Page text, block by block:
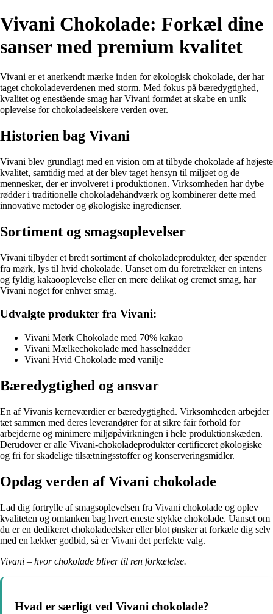
Vivani Chokolade: Forkæl dine
sanser med premium kvalitet
Vivani er et anerkendt mærke inden for økologisk chokolade, der har
taget chokoladeverdenen med storm. Med fokus på bæredygtighed,
kvalitet og enestående smag har Vivani formået at skabe en unik
oplevelse for chokoladeelskere verden over.
Historien bag Vivani
Vivani blev grundlagt med en vision om at tilbyde chokolade af højeste
kvalitet, samtidig med at der blev taget hensyn til miljøet og de
mennesker, der er involveret i produktionen. Virksomheden har dybe
rødder i traditionelle chokoladehåndværk og kombinerer dette med
innovative metoder og økologiske ingredienser.
Sortiment og smagsoplevelser
Vivani tilbyder et bredt sortiment af chokoladeprodukter, der spænder
fra mørk, lys til hvid chokolade. Uanset om du foretrækker en intens
og fyldig kakaooplevelse eller en mere delikat og cremet smag, har
Vivani noget for enhver smag.
Udvalgte produkter fra Vivani:
Vivani Mørk Chokolade med 70% kakao
Vivani Mælkechokolade med hasselnødder
Vivani Hvid Chokolade med vanilje
Bæredygtighed og ansvar
En af Vivanis kerneværdier er bæredygtighed. Virksomheden arbejder
tæt sammen med deres leverandører for at sikre fair forhold for
arbejderne og minimere miljøpåvirkningen i hele produktionskæden.
Derudover er alle Vivani-chokoladeprodukter certificeret økologiske
og fri for skadelige tilsætningsstoffer og konserveringsmidler.
Opdag verden af Vivani chokolade
Lad dig fortrylle af smagsoplevelsen fra Vivani chokolade og oplev
kvaliteten og omtanken bag hvert eneste stykke chokolade. Uanset om
du er en dedikeret chokoladeelsker eller blot ønsker at forkæle dig selv
med en lækker godbid, så er Vivani det perfekte valg.
Vivani – hvor chokolade bliver til ren forkælelse.
Hvad er særligt ved Vivani chokolade?